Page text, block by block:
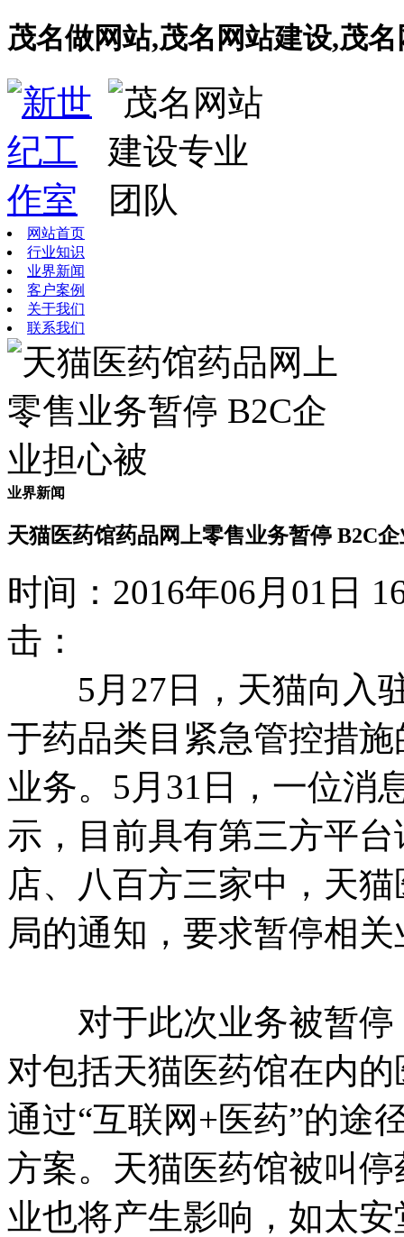
茂名做网站,茂名网站建设,茂
网站首页
行业知识
业界新闻
客户案例
关于我们
联系我们
业界新闻
天猫医药馆药品网上零售业务暂停 B2C
时间：2016年06月01
击：
5月27日，天猫向入驻
于药品类目紧急管控措
业务。5月31日，一位消
示，目前具有第三方平
店、八百方三家中，天
局的通知，要求暂停相
对于此次业务被暂停
对包括天猫医药馆在内
通过“互联网+医药”的途
方案。天猫医药馆被叫
业也将产生影响，如太